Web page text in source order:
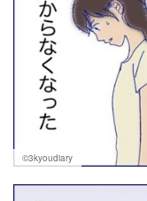
©3kyoudiary